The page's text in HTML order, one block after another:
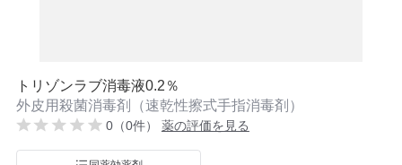
トリゾンラブ消毒液0.2％
外皮用殺菌消毒剤（速乾性擦式手指消毒剤）
0（0件） 薬の評価を見る